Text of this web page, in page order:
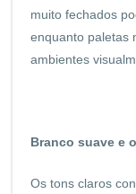
muito fechados
enquanto paletas
ambientes
Branco suave e
Os tons claros